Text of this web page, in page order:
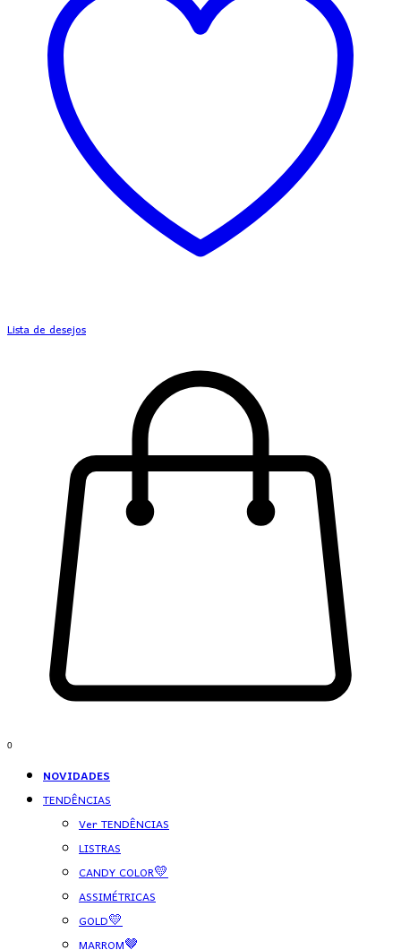
Lista de desejos
0
NOVIDADES
TENDÊNCIAS
Ver TENDÊNCIAS
LISTRAS
CANDY COLOR💛
ASSIMÉTRICAS
GOLD💛